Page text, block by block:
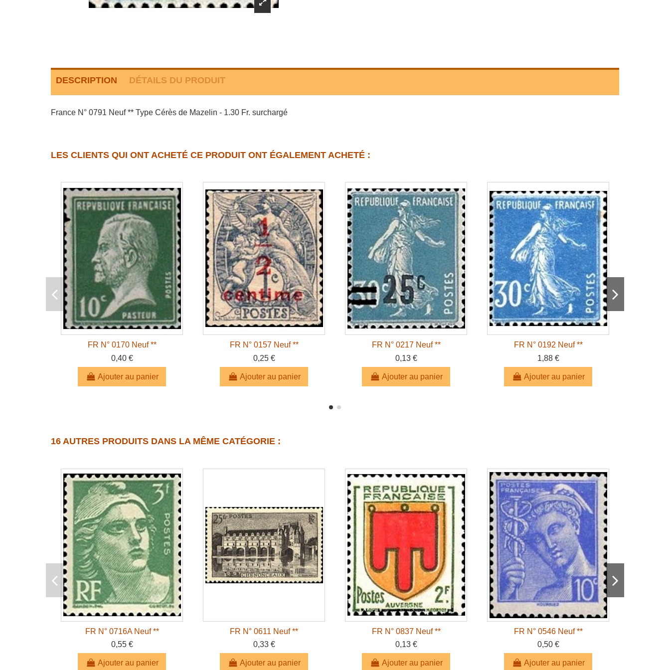
DESCRIPTION DÉTAILS DU PRODUIT
France N° 0791 Neuf ** Type Cérès de Mazelin - 1.30 Fr. surchargé
LES CLIENTS QUI ONT ACHETÉ CE PRODUIT ONT ÉGALEMENT ACHETÉ :
FR N° 0170 Neuf **
0,40 €
Ajouter au panier
FR N° 0157 Neuf **
0,25 €
Ajouter au panier
FR N° 0217 Neuf **
0,13 €
Ajouter au panier
FR N° 0192 Neuf **
1,88 €
Ajouter au panier
16 AUTRES PRODUITS DANS LA MÊME CATÉGORIE :
FR N° 0716A Neuf **
0,55 €
Ajouter au panier
FR N° 0611 Neuf **
0,33 €
Ajouter au panier
FR N° 0837 Neuf **
0,13 €
Ajouter au panier
FR N° 0546 Neuf **
0,50 €
Ajouter au panier